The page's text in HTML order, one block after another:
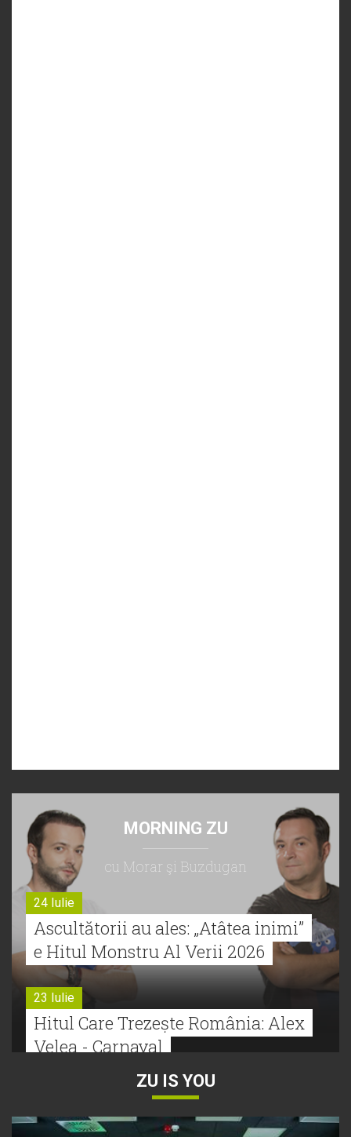
MORNING ZU
cu Morar şi Buzdugan
24 Iulie
Ascultătorii au ales: „Atâtea inimi”
e Hitul Monstru Al Verii 2026
23 Iulie
Hitul Care Trezește România: Alex
Velea - Carnaval
Bătălie strânsă la Hitul Monstru Al
ZU IS YOU